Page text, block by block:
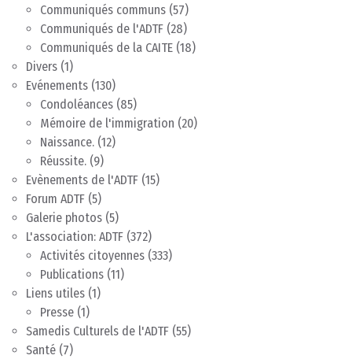
Communiqués communs (57)
Communiqués de l'ADTF (28)
Communiqués de la CAITE (18)
Divers (1)
Evénements (130)
Condoléances (85)
Mémoire de l'immigration (20)
Naissance. (12)
Réussite. (9)
Evènements de l'ADTF (15)
Forum ADTF (5)
Galerie photos (5)
L'association: ADTF (372)
Activités citoyennes (333)
Publications (11)
Liens utiles (1)
Presse (1)
Samedis Culturels de l'ADTF (55)
Santé (7)